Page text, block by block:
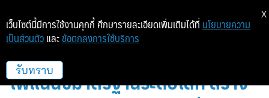
MTC มุ่งสู่ผู้ให้บริการไมโคร
ไฟแนนซ์มาตรฐานระดับโลก สร้าง
เว็บไซต์นี้มีการใช้งานคุกกี้ ศึกษารายละเอียดเพิ่มเติมได้ที่ นโยบายความ
เป็นส่วนตัว และ ข้อตกลงการใช้บริการ
รับทราบ
X